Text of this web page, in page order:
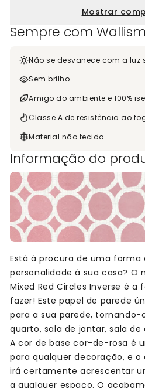
Mostrar
Sempre com Wallism
Não se desvanece com a luz
Sem brilho
Amigo do ambiente e 100%
Classe A de resistência ao
Material não tecido
Informação do
Está à procura de uma forma
personalidade à sua casa? O
Mixed Red Circles Inverse é
fazer! Este papel de parede
para a sua parede,
quarto, sala de jantar, sala
A cor de base cor-de-rosa é
para qualquer decoração, e
irá certamente acrescentar
a qualquer espaço. O